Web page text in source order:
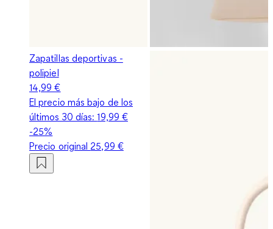
Zapatillas deportivas -
polipiel
14,99 €
El precio más bajo de los
últimos 30 días:19,99 €
-25%
Precio original 25,99 €